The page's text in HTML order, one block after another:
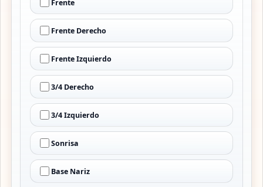
Frente
Frente Derecho
Frente Izquierdo
3/4 Derecho
3/4 Izquierdo
Sonrisa
Base Nariz